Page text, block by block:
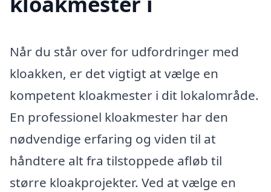
Når du står over for udfordringer med
kloakken, er det vigtigt at vælge en
kompetent kloakmester i dit lokalområde.
En professionel kloakmester har den
nødvendige erfaring og viden til at
håndtere alt fra tilstoppede afløb til
større kloakprojekter. Ved at vælge en